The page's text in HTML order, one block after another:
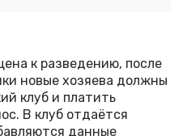
к разведению, после
новые хозяева должны
клуб и платить
В клуб отдаётся
данные